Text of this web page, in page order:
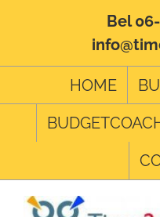
Bel
HOME